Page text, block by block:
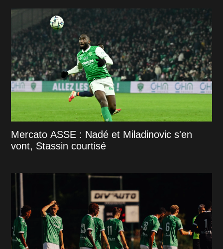
Mercato ASSE : Nadé et Miladinovic s'en
vont, Stassin courtisé